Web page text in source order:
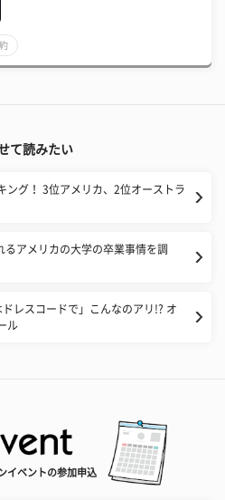
て読みたい
ング！ 3位アメリカ、2位オーストラ
るアメリカの大学の卒業事情を調
レスコードで」こんなのアリ!? オ
ル
イベントの参加申込